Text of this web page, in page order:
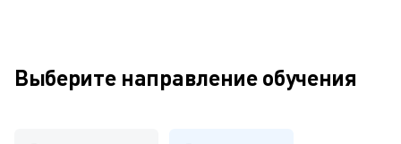
Выберите направление обучения